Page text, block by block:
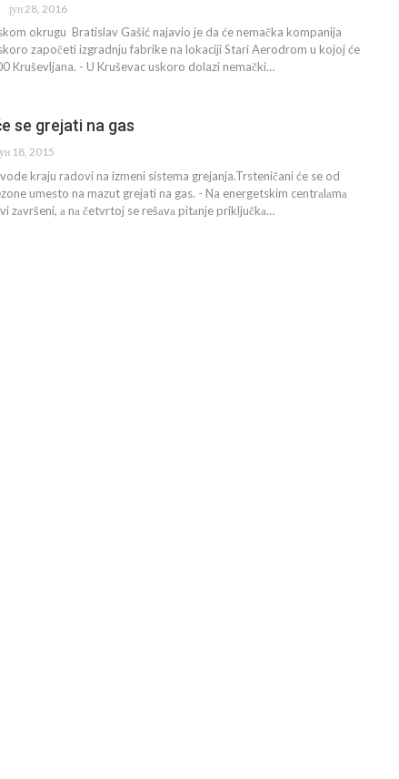
јун 28, 2016
okrugu Bratislav Gašić najavio je da će nemačka kompanija
započeti izgradnju fabrike na lokaciji Stari Aerodrom u kojoj će
Kruševljana. - U Kruševac uskoro dolazi nemački…
se grejati na gas
18, 2015
kraju radovi na izmeni sistema grejanja.Trsteničani će se od
umesto na mazut grejati na gas. - Na energetskim centrаlаmа
zаvršeni, а nа četvrtoj se rešаvа pitаnje priključkа…